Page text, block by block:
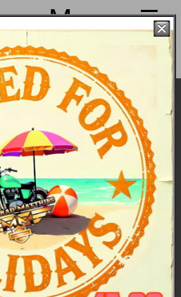
Menu
für
2025 - die Bikes
30 Seiten) zum Download:
Katalog.pdf
von der ehrwürdigen
Ikonisches Design,
Diese Bikes sind ideal für
aber auch für die Stadt.